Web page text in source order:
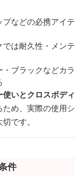
などの必携アイテ
は耐久性・メンテ
ブラックなどカラ
使いとクロスボディ
め、実際の使用シ
です。
件